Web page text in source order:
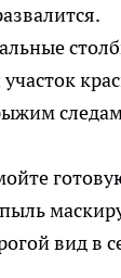
вид в